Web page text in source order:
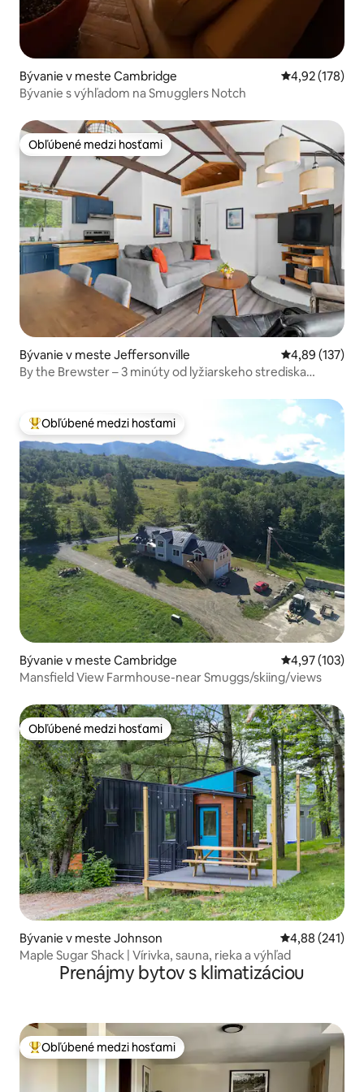
Bývanie v meste Cambridge Priemerné
4,92 (178)
Bývanie s výhľadom na Smugglers Notch
Obľúbené medzi hosťami
Obľúbené medzi hosťami
Bývanie v meste Jeffersonville Priemerné
4,89 (137)
By the Brewster – 3 minúty od lyžiarskeho strediska
Najobľúbenejšie medzi hosťami
Obľúbené medzi hosťami
Bývanie v meste Cambridge Priemerné
4,97 (103)
Mansfield View Farmhouse-near Smuggs/skiing/views
Obľúbené medzi hosťami
Obľúbené medzi hosťami
Bývanie v meste Johnson Priemerné
4,88 (241)
Maple Sugar Shack | Vírivka, sauna, rieka a výhľad
Prenájmy bytov s klimatizáciou
Najobľúbenejšie medzi hosťami
Obľúbené medzi hosťami